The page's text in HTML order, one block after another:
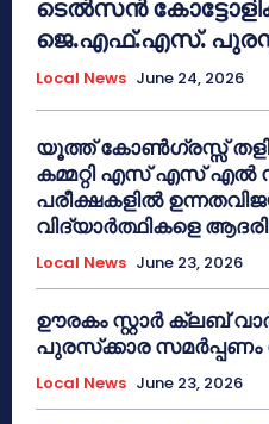
ടെൽസൻ
ജെ.എഫ്.എസ്.
Local News June 24, 2026
യൂത്ത് കോൺഗ്രസ്സ്
കമ്മറ്റി എസ് എസ് എൽ
പരീക്ഷകളിൽ
വിദ്യാർത്ഥികളെ
Local News June 23, 2026
ഊരകം സ്റ്റാർ ക്ലബ്
പുരസ്‌ക്കാര സമർപ്പണം
Local News June 23, 2026